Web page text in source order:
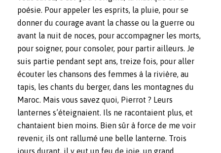
poésie. Pour appeler les esprits, la pluie, pour se
donner du courage avant la chasse ou la guerre ou
avant la nuit de noces, pour accompagner les morts,
pour soigner, pour consoler, pour partir ailleurs. Je
suis partie pendant sept ans, treize fois, pour aller
écouter les chansons des femmes à la rivière, au
tapis, les chants du berger, dans les montagnes du
Maroc. Mais vous savez quoi, Pierrot ? Leurs
lanternes s’éteignaient. Ils ne racontaient plus, et
chantaient bien moins. Bien sûr à force de me voir
revenir, ils ont rallumé une belle lanterne. Trois
jours durant, il y eut un feu de joie, un grand